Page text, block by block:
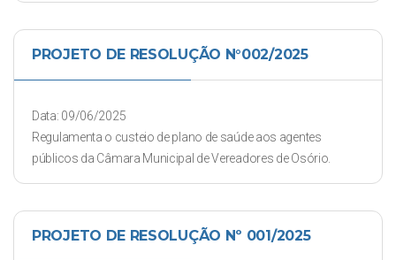
PROJETO DE RESOLUÇÃO N°002/2025
Data: 09/06/2025
Regulamenta o custeio de plano de saúde aos agentes
públicos da Câmara Municipal de Vereadores de Osório.
PROJETO DE RESOLUÇÃO Nº 001/2025